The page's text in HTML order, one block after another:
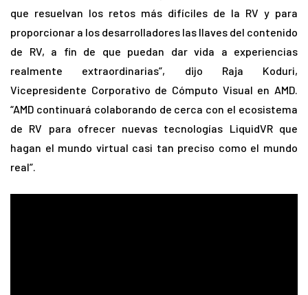
que resuelvan los retos más difíciles de la RV y para
proporcionar a los desarrolladores las llaves del contenido
de RV, a fin de que puedan dar vida a experiencias
realmente extraordinarias”, dijo Raja Koduri,
Vicepresidente Corporativo de Cómputo Visual en AMD.
“AMD continuará colaborando de cerca con el ecosistema
de RV para ofrecer nuevas tecnologías LiquidVR que
hagan el mundo virtual casi tan preciso como el mundo
real”.